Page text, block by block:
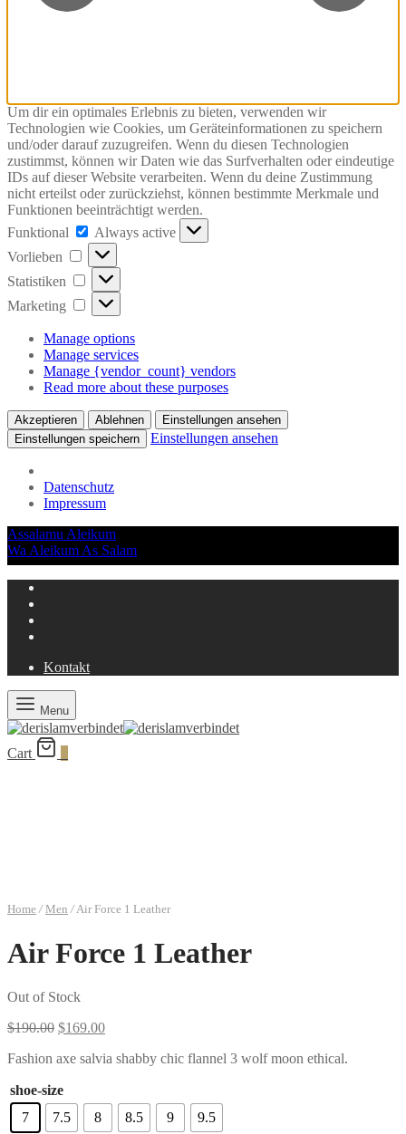
Um dir ein optimales Erlebnis zu bieten, verwenden wir
Technologien wie Cookies, um Geräteinformationen zu speichern
und/oder darauf zuzugreifen. Wenn du diesen Technologien
zustimmst, können wir Daten wie das Surfverhalten oder eindeutige
IDs auf dieser Website verarbeiten. Wenn du deine Zustimmung
nicht erteilst oder zurückziehst, können bestimmte Merkmale und
Funktionen beeinträchtigt werden.
Funktional
Funktional
Always active
Vorlieben
Vorlieben
Statistiken Statistiken
Marketing Marketing
Manage options
Manage services
Manage {vendor_count} vendors
Read more about these purposes
Akzeptieren Ablehnen
Einstellungen ansehen
Einstellungen speichern
Einstellungen ansehen
Datenschutz
Impressum
Assalamu Aleikum
Wa Aleikum As Salam
Kontakt
Menu
Cart
Home / Men /Air Force 1 Leather
Air Force 1 Leather
Out of Stock
$190.00 Original
was:
$169.00Current
is:
Fashion axe salvia shabby chic flannel 3 wolf moon ethical.
shoe-size
7
7.5 8 8.5 9
9.5